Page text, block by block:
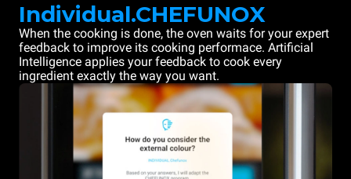
Individual.CHEFUNOX
When the cooking is done, the oven waits for your expert
feedback to improve its cooking performace. Artificial
Intelligence applies your feedback to cook every
ingredient exactly the way you want.